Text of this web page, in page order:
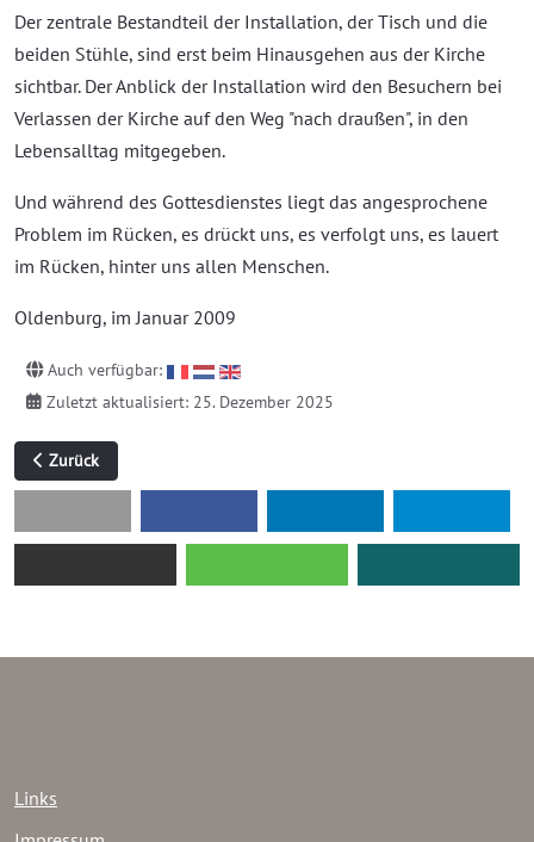
Der zentrale Bestandteil der Installation, der Tisch und die
beiden Stühle, sind erst beim Hinausgehen aus der Kirche
sichtbar. Der Anblick der Installation wird den Besuchern bei
Verlassen der Kirche auf den Weg "nach draußen", in den
Lebensalltag mitgegeben.
Und während des Gottesdienstes liegt das angesprochene
Problem im Rücken, es drückt uns, es verfolgt uns, es lauert
im Rücken, hinter uns allen Menschen.
Oldenburg, im Januar 2009
Auch verfügbar:
Zuletzt aktualisiert: 25. Dezember 2025
Vorheriger Beitrag: Graf Anton Günther
Zurück
Links